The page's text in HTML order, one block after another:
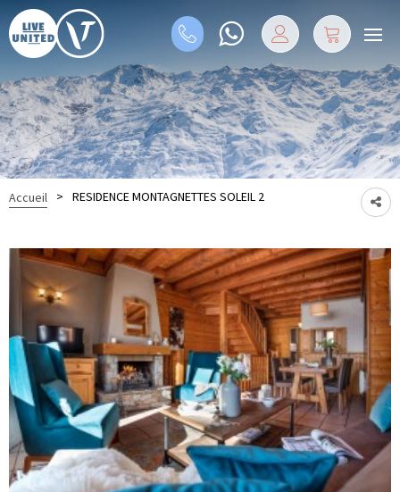
Accueil > RESIDENCE MONTAGNETTES SOLEIL 2